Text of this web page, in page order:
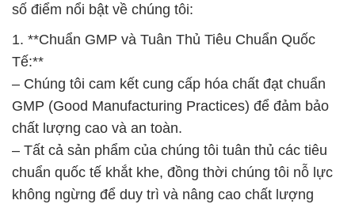
số điểm nổi bật về chúng tôi:
1. **Chuẩn GMP và Tuân Thủ Tiêu Chuẩn Quốc
Tế:**
– Chúng tôi cam kết cung cấp hóa chất đạt chuẩn
GMP (Good Manufacturing Practices) để đảm bảo
chất lượng cao và an toàn.
– Tất cả sản phẩm của chúng tôi tuân thủ các tiêu
chuẩn quốc tế khắt khe, đồng thời chúng tôi nỗ lực
không ngừng để duy trì và nâng cao chất lượng